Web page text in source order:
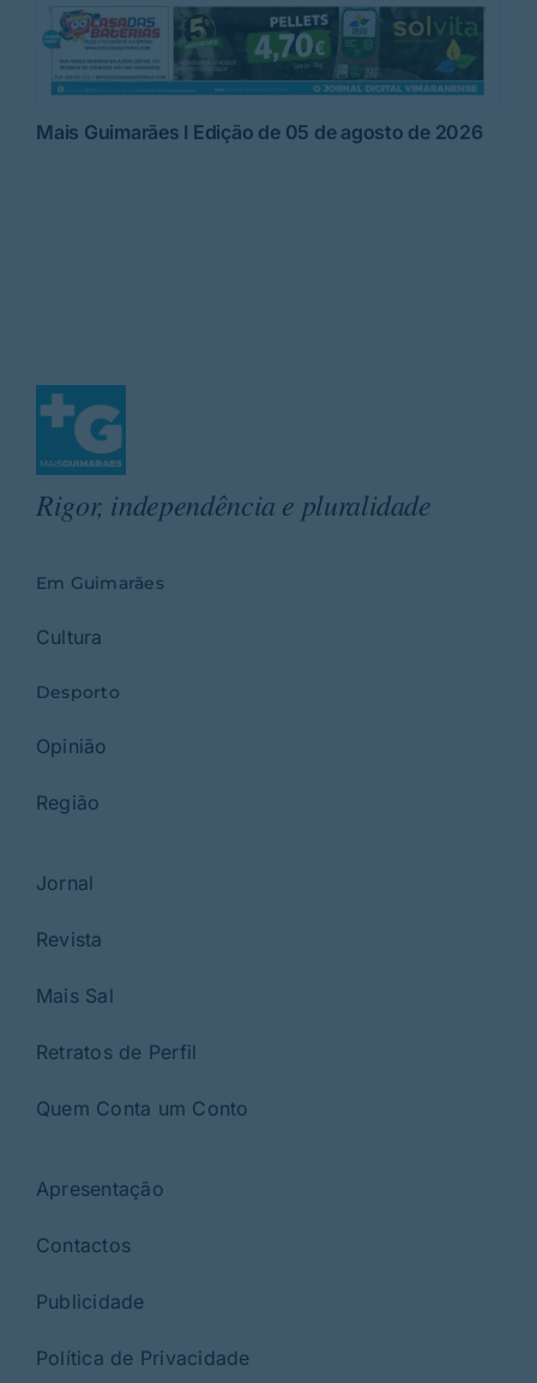
Mais Guimarães I Edição de 05 de agosto de 2026
Rigor, independência e pluralidade
Em Guimarães
Cultura
Desporto
Opinião
Região
Jornal
Revista
Mais Sal
Retratos de Perfil
Quem Conta um Conto
Apresentação
Contactos
Publicidade
Política de Privacidade